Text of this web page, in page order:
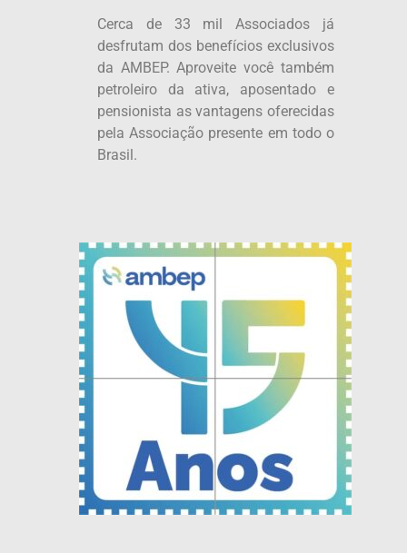
Cerca de 33 mil Associados já
desfrutam dos benefícios exclusivos
da AMBEP. Aproveite você também
petroleiro da ativa, aposentado e
pensionista as vantagens oferecidas
pela Associação presente em todo o
Brasil.